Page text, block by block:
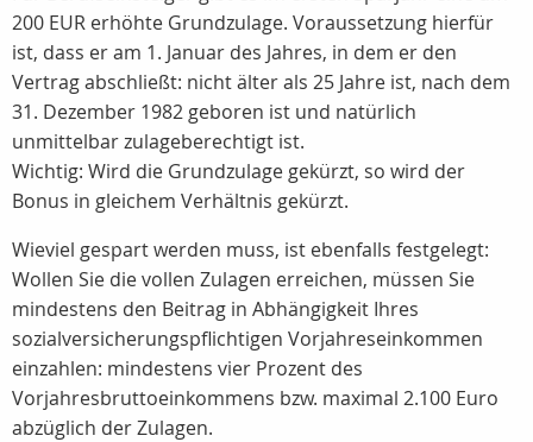
200 EUR erhöhte Grundzulage. Voraussetzung hierfür
ist, dass er am 1. Januar des Jahres, in dem er den
Vertrag abschließt: nicht älter als 25 Jahre ist, nach dem
31. Dezember 1982 geboren ist und natürlich
unmittelbar zulageberechtigt ist.
Wichtig: Wird die Grundzulage gekürzt, so wird der
Bonus in gleichem Verhältnis gekürzt.
Wieviel gespart werden muss, ist ebenfalls festgelegt:
Wollen Sie die vollen Zulagen erreichen, müssen Sie
mindestens den Beitrag in Abhängigkeit Ihres
sozialversicherungspflichtigen Vorjahreseinkommen
einzahlen: mindestens vier Prozent des
Vorjahresbruttoeinkommens bzw. maximal 2.100 Euro
abzüglich der Zulagen.